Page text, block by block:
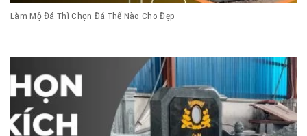
Làm Mộ Đá Thì Chọn Đá Thế Nào Cho Đẹp